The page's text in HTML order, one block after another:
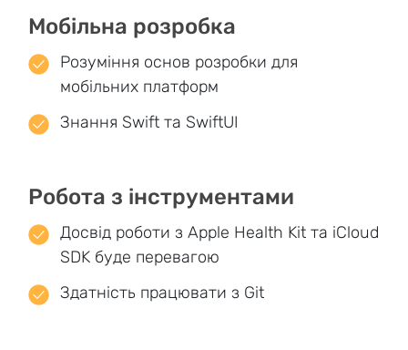
Мобільна розробка
Розуміння основ розробки для
мобільних платформ
Знання Swift та SwiftUI
Робота з інструментами
Досвід роботи з Apple Health Kit та iCloud
SDK буде перевагою
Здатність працювати з Git